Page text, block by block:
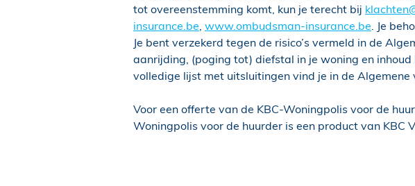
tot overeenstemming komt, kun je terecht bij
insurance.be www.ombudsman-insurance.be . Je
Je bent verzekerd tegen de risico’s vermeld in de
aanrijding, (poging tot) diefstal in je woning en
volledige lijst met uitsluitingen vind je in de Algemene
Voor een offerte van de KBC-Woningpolis voor de
Woningpolis voor de huurder is een product van KBC